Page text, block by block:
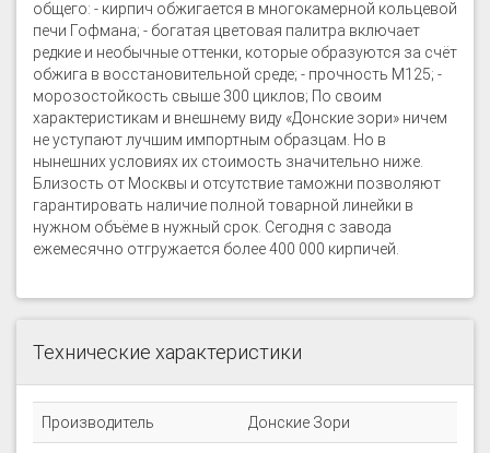
общего: - кирпич обжигается в многокамерной кольцевой
печи Гофмана; - богатая цветовая палитра включает
редкие и необычные оттенки, которые образуются за счёт
обжига в восстановительной среде; - прочность М125; -
морозостойкость свыше 300 циклов; По своим
характеристикам и внешнему виду «Донские зори» ничем
не уступают лучшим импортным образцам. Но в
нынешних условиях их стоимость значительно ниже.
Близость от Москвы и отсутствие таможни позволяют
гарантировать наличие полной товарной линейки в
нужном объёме в нужный срок. Сегодня с завода
ежемесячно отгружается более 400 000 кирпичей.
Технические характеристики
Производитель Донские Зори